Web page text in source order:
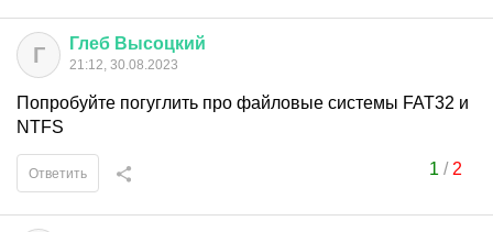
Г Глеб Высоцкий
21:12, 30.08.2023
Попробуйте погуглить про файловые системы FAT32 и
NTFS
1/2
Ответить